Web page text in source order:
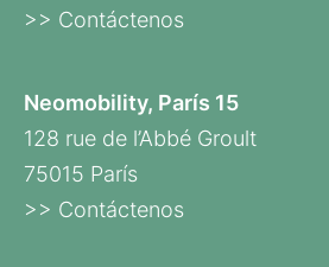
>> Contáctenos
Neomobility, París 15
128 rue de l’Abbé Groult
75015 París
>> Contáctenos